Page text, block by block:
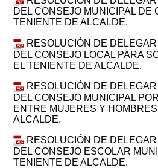
DEL CONSEJO MUNICIPAL DE
TENIENTE DE ALCALDE.
RESOLUCIÓN DE
DEL CONSEJO LOCAL PARA
EL TENIENTE DE ALCALDE.
RESOLUCIÓN DE
DEL CONSEJO MUNICIPAL
ENTRE MUJERES Y
ALCALDE.
RESOLUCIÓN DE
DEL CONSEJO ESCOLAR
TENIENTE DE ALCALDE.